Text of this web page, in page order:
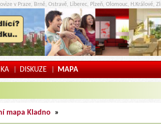
v Praze, Brně, Ostravě, Liberec, Plzeň, Olomouc, H.Králové,
| DISKUZE | MAPA
mapa Kladno »